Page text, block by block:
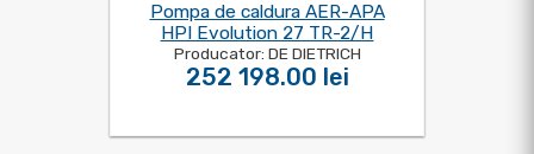
Pompa de caldura AER-APA
HPI Evolution 27 TR-2/H
Producator: DE DIETRICH
252 198.00 lei